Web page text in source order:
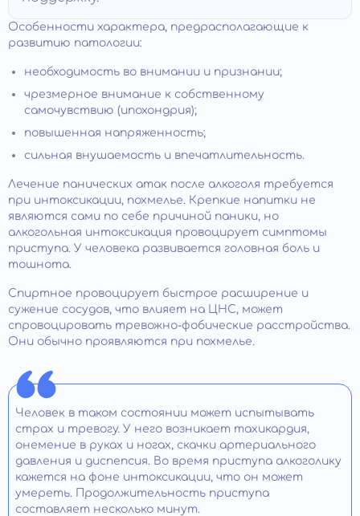
Особенности характера, предрасполагающие к
развитию патологии:
необходимость во внимании и признании;
чрезмерное внимание к собственному
самочувствию (ипохондрия);
повышенная напряженность;
сильная внушаемость и впечатлительность.
Лечение панических атак после алкоголя требуется
при интоксикации, похмелье. Крепкие напитки не
являются сами по себе причиной паники, но
алкогольная интоксикация провоцирует симптомы
приступа. У человека развивается головная боль и
тошнота.
Спиртное провоцирует быстрое расширение и
сужение сосудов, что влияет на ЦНС, может
спровоцировать тревожно-фобические расстройства.
Они обычно проявляются при похмелье.
Человек в таком состоянии может испытывать
страх и тревогу. У него возникает тахикардия,
онемение в руках и ногах, скачки артериального
давления и диспепсия. Во время приступа алкоголику
кажется на фоне интоксикации, что он может
умереть. Продолжительность приступа
составляет несколько минут.